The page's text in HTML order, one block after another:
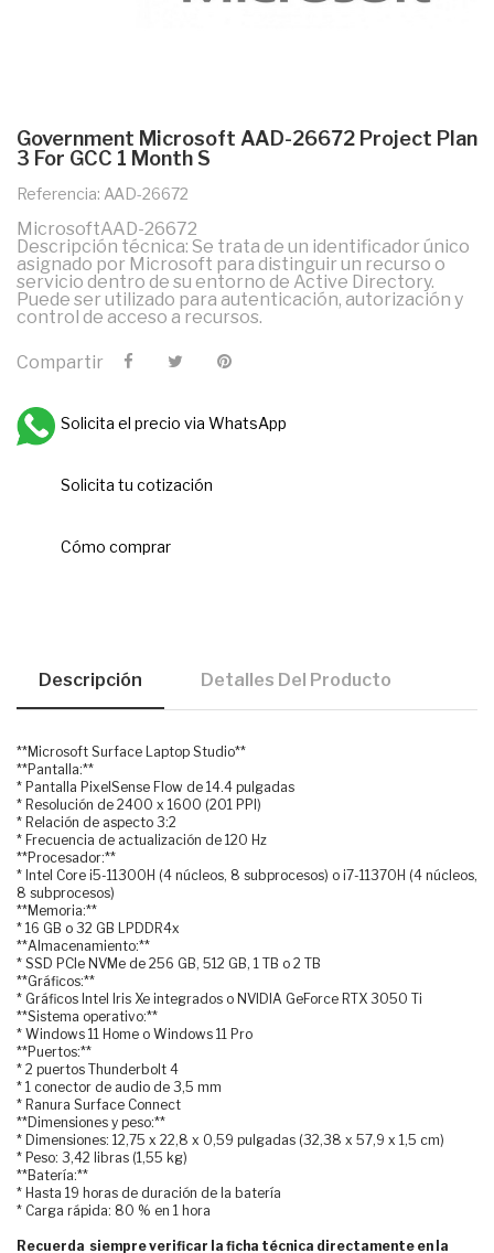
Government Microsoft AAD-26672 Project Plan
3 For GCC 1 Month S
Referencia: AAD-26672
MicrosoftAAD-26672
Descripción técnica: Se trata de un identificador único
asignado por Microsoft para distinguir un recurso o
servicio dentro de su entorno de Active Directory.
Puede ser utilizado para autenticación, autorización y
control de acceso a recursos.
Compartir
Solicita el precio via WhatsApp
Solicita tu cotización
Cómo comprar
Descripción Detalles Del Producto
**Microsoft Surface Laptop Studio**
**Pantalla:**
* Pantalla PixelSense Flow de 14.4 pulgadas
* Resolución de 2400 x 1600 (201 PPI)
* Relación de aspecto 3:2
* Frecuencia de actualización de 120 Hz
**Procesador:**
* Intel Core i5-11300H (4 núcleos, 8 subprocesos) o i7-11370H (4 núcleos,
8 subprocesos)
**Memoria:**
* 16 GB o 32 GB LPDDR4x
**Almacenamiento:**
* SSD PCIe NVMe de 256 GB, 512 GB, 1 TB o 2 TB
**Gráficos:**
* Gráficos Intel Iris Xe integrados o NVIDIA GeForce RTX 3050 Ti
**Sistema operativo:**
* Windows 11 Home o Windows 11 Pro
**Puertos:**
* 2 puertos Thunderbolt 4
* 1 conector de audio de 3,5 mm
* Ranura Surface Connect
**Dimensiones y peso:**
* Dimensiones: 12,75 x 22,8 x 0,59 pulgadas (32,38 x 57,9 x 1,5 cm)
* Peso: 3,42 libras (1,55 kg)
**Batería:**
* Hasta 19 horas de duración de la batería
* Carga rápida: 80 % en 1 hora
Recuerda siempre verificar la ficha técnica directamente en la